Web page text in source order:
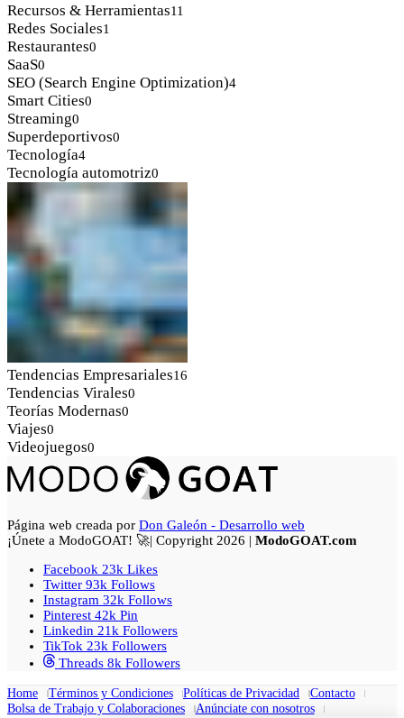
Recursos & Herramientas11
Redes Sociales1
Restaurantes0
SaaS0
SEO (Search Engine Optimization)4
Smart Cities0
Streaming0
Superdeportivos0
Tecnología4
Tecnología automotriz0
Tendencias Empresariales16
Tendencias Virales0
Teorías Modernas0
Viajes0
Videojuegos0
Página web creada por Don Galeón - Desarrollo web
¡Únete a ModoGOAT! 🚀| Copyright 2026 | ModoGOAT.com
Facebook 23k Likes
Twitter 93k Follows
Instagram 32k Follows
Pinterest 42k Pin
Linkedin 21k Followers
TikTok 23k Followers
Threads 8k Followers
Home Términos y Condiciones Políticas de Privacidad
Contacto
Bolsa de Trabajo y Colaboraciones
Anúnciate con nosotros